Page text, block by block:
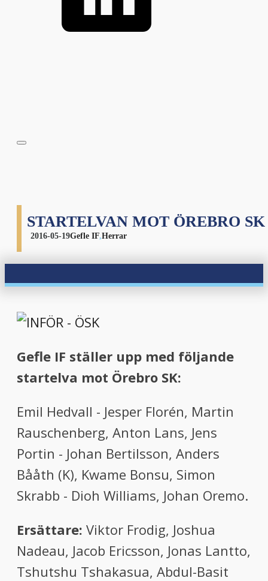
STARTELVAN MOT ÖREBRO SK
2016-05-19Gefle IF,Herrar
Gefle IF ställer upp med följande
startelva mot Örebro SK:
Emil Hedvall - Jesper Florén, Martin
Rauschenberg, Anton Lans, Jens
Portin - Johan Bertilsson, Anders
Bååth (K), Kwame Bonsu, Simon
Skrabb - Dioh Williams, Johan Oremo.
Ersättare: Viktor Frodig, Joshua
Nadeau, Jacob Ericsson, Jonas Lantto,
Tshutshu Tshakasua, Abdul-Basit